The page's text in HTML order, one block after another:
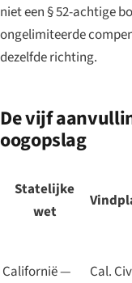
niet een § 52-achtige
ongelimiteerde
dezelfde richting.
De vijf
oogopslag
Statelijke
wet
Californië —
Cal.